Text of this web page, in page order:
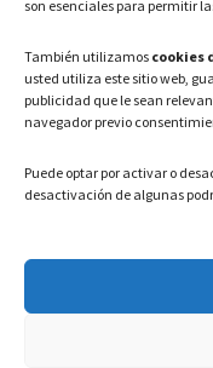
son esenciales para permitir
También utilizamos cookies
usted utiliza este sitio web,
publicidad que le sean
navegador previo
Puede optar por activar o
desactivación de algunas
HORARIO
Lunes a Viernes: 08:00h
LEGAL
Política de privacidad
Registro de